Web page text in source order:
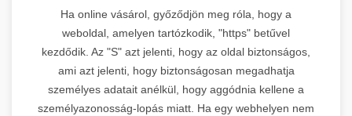
Ha online vásárol, győződjön meg róla, hogy a
weboldal, amelyen tartózkodik, "https" betűvel
kezdődik. Az "S" azt jelenti, hogy az oldal biztonságos,
ami azt jelenti, hogy biztonságosan megadhatja
személyes adatait anélkül, hogy aggódnia kellene a
személyazonosság-lopás miatt. Ha egy webhelyen nem